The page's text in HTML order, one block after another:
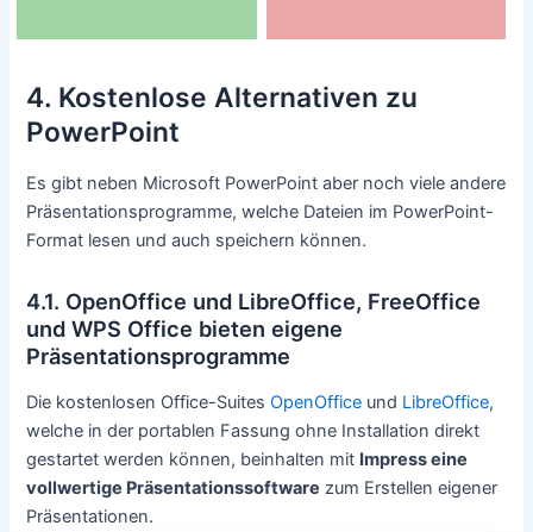
4. Kostenlose Alternativen zu
PowerPoint
Es gibt neben Microsoft PowerPoint aber noch viele andere
Präsentationsprogramme, welche Dateien im PowerPoint-
Format lesen und auch speichern können.
4.1. OpenOffice und LibreOffice, FreeOffice
und WPS Office bieten eigene
Präsentationsprogramme
Die kostenlosen Office-SuitesOpenOffice und LibreOffice,
welche in der portablen Fassung ohne Installation direkt
gestartet werden können, beinhalten mit Impress eine
vollwertige Präsentationssoftware zum Erstellen eigener
Präsentationen.